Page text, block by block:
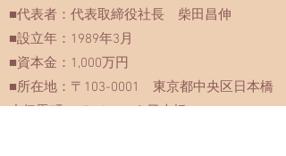
■代表者：代表取締役社長 柴田昌伸
■設立年：1989年3月
■資本金：1,000万円
■所在地：〒103-0001 東京都中央区日本橋
小伝馬町14-5 メローナ日本橋